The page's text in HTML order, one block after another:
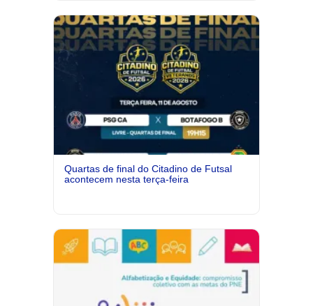
Quartas de final do Citadino de Futsal
acontecem nesta terça-feira